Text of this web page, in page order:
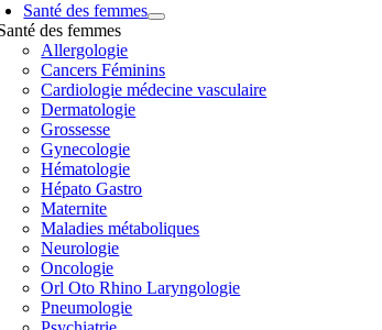
Santé des femmes
des femmes
Allergologie
Cancers Féminins
Cardiologie médecine vasculaire
Dermatologie
Grossesse
Gynecologie
Hématologie
Hépato Gastro
Maternite
Maladies métaboliques
Neurologie
Oncologie
Orl Oto Rhino Laryngologie
Pneumologie